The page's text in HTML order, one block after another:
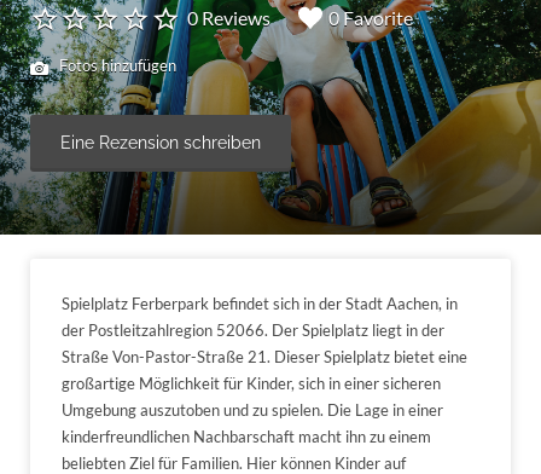
0 Reviews 0 Favorite
Fotos hinzufügen
Eine Rezension schreiben
Spielplatz Ferberpark befindet sich in der Stadt Aachen, in
der Postleitzahlregion 52066. Der Spielplatz liegt in der
Straße Von-Pastor-Straße 21. Dieser Spielplatz bietet eine
großartige Möglichkeit für Kinder, sich in einer sicheren
Umgebung auszutoben und zu spielen. Die Lage in einer
kinderfreundlichen Nachbarschaft macht ihn zu einem
beliebten Ziel für Familien. Hier können Kinder auf